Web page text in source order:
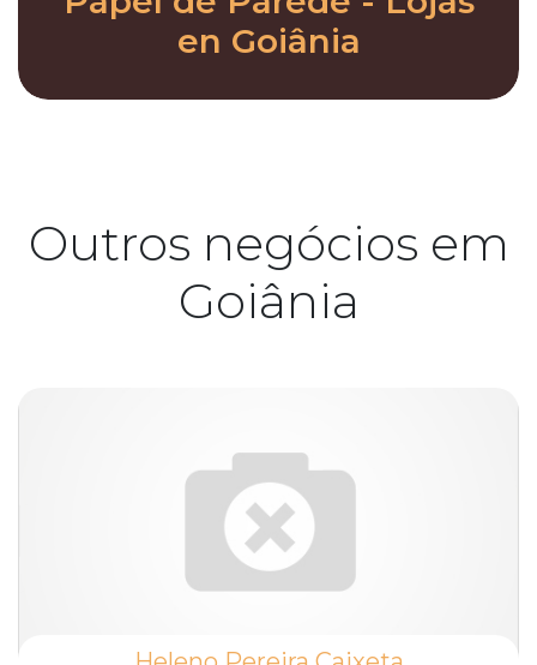
en Goiânia
Outros negócios em
Goiânia